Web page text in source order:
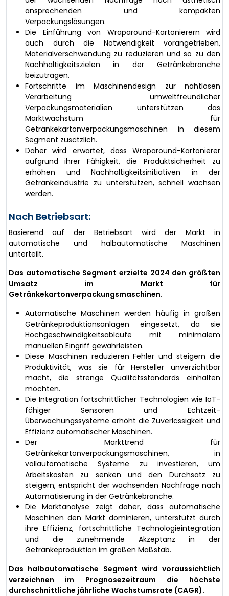
ansprechenden und kompakten
Verpackungslösungen.
Die Einführung von Wraparound-Kartonierern wird
auch durch die Notwendigkeit vorangetrieben,
Materialverschwendung zu reduzieren und so zu den
Nachhaltigkeitszielen in der Getränkebranche
beizutragen.
Fortschritte im Maschinendesign zur nahtlosen
Verarbeitung umweltfreundlicher
Verpackungsmaterialien unterstützen das
Marktwachstum für
Getränkekartonverpackungsmaschinen in diesem
Segment zusätzlich.
Daher wird erwartet, dass Wraparound-Kartonierer
aufgrund ihrer Fähigkeit, die Produktsicherheit zu
erhöhen und Nachhaltigkeitsinitiativen in der
Getränkeindustrie zu unterstützen, schnell wachsen
werden.
Nach Betriebsart:
Basierend auf der Betriebsart wird der Markt in
automatische und halbautomatische Maschinen
unterteilt.
Das automatische Segment erzielte 2024 den größten
Umsatz im Markt für
Getränkekartonverpackungsmaschinen.
Automatische Maschinen werden häufig in großen
Getränkeproduktionsanlagen eingesetzt, da sie
Hochgeschwindigkeitsabläufe mit minimalem
manuellen Eingriff gewährleisten.
Diese Maschinen reduzieren Fehler und steigern die
Produktivität, was sie für Hersteller unverzichtbar
macht, die strenge Qualitätsstandards einhalten
möchten.
Die Integration fortschrittlicher Technologien wie IoT-
fähiger Sensoren und Echtzeit-
Überwachungssysteme erhöht die Zuverlässigkeit und
Effizienz automatischer Maschinen.
Der Markttrend für
Getränkekartonverpackungsmaschinen, in
vollautomatische Systeme zu investieren, um
Arbeitskosten zu senken und den Durchsatz zu
steigern, entspricht der wachsenden Nachfrage nach
Automatisierung in der Getränkebranche.
Die Marktanalyse zeigt daher, dass automatische
Maschinen den Markt dominieren, unterstützt durch
ihre Effizienz, fortschrittliche Technologieintegration
und die zunehmende Akzeptanz in der
Getränkeproduktion im großen Maßstab.
Das halbautomatische Segment wird voraussichtlich
verzeichnen im Prognosezeitraum die höchste
durchschnittliche jährliche Wachstumsrate (CAGR).